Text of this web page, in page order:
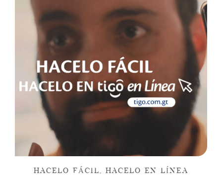
HACELO FÁCIL, HACELO EN LÍNEA